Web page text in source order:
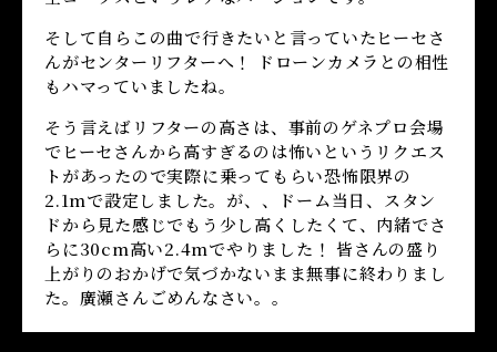
そして自らこの曲で行きたいと言っていたヒーセさ
んがセンターリフターへ！ ドローンカメラとの相性
もハマっていましたね。
そう言えばリフターの高さは、事前のゲネプロ会場
でヒーセさんから高すぎるのは怖いというリクエス
トがあったので実際に乗ってもらい恐怖限界の
2.1mで設定しました。が、、ドーム当日、スタン
ドから見た感じでもう少し高くしたくて、内緒でさ
らに30cm高い2.4mでやりました！ 皆さんの盛り
上がりのおかげで気づかないまま無事に終わりまし
た。廣瀬さんごめんなさい。。